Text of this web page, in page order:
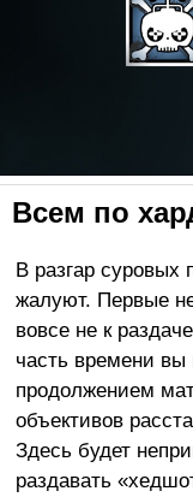
Всем по
В разгар суровых
жалуют. Первые
вовсе не к
часть времени вы
продолжением
объективов
Здесь будет
раздавать